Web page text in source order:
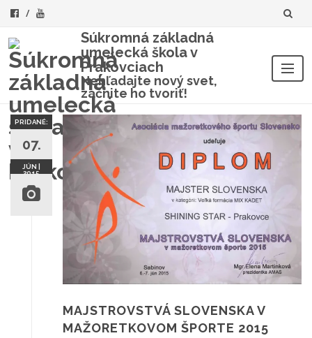
Súkromná základná
umelecká škola v
Prakovciach
Nehľadajte nový svet,
začnite ho tvoriť!
to
content
PRIDANÉ:
07.
JÚN |
2015
MAJSTROVSTVÁ SLOVENSKA V
MAŽORETKOVOM ŠPORTE 2015